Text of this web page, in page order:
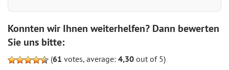
Konnten wir Ihnen weiterhelfen? Dann bewerten
Sie uns bitte:
(61 votes, average: 4,30 out of 5)